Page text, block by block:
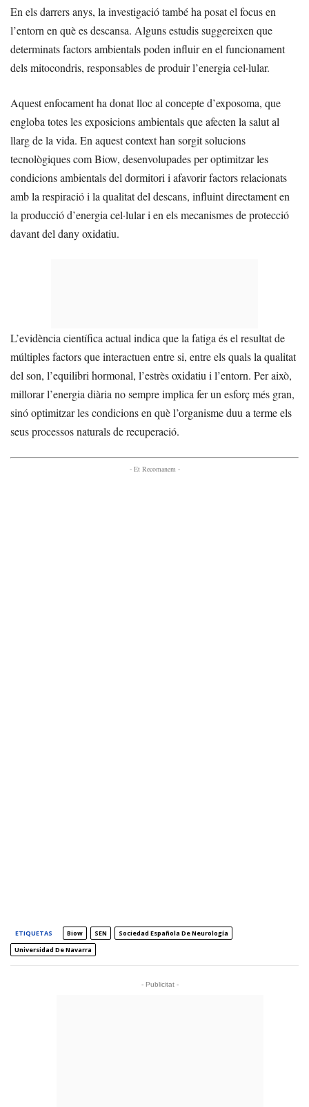
En els darrers anys, la investigació també ha posat el focus en
l’entorn en què es descansa. Alguns estudis suggereixen que
determinats factors ambientals poden influir en el funcionament
dels mitocondris, responsables de produir l’energia cel·lular.
Aquest enfocament ha donat lloc al concepte d’exposoma, que
engloba totes les exposicions ambientals que afecten la salut al
llarg de la vida. En aquest context han sorgit solucions
tecnològiques com Biow, desenvolupades per optimitzar les
condicions ambientals del dormitori i afavorir factors relacionats
amb la respiració i la qualitat del descans, influint directament en
la producció d’energia cel·lular i en els mecanismes de protecció
davant del dany oxidatiu.
L’evidència científica actual indica que la fatiga és el resultat de
múltiples factors que interactuen entre si, entre els quals la qualitat
del son, l’equilibri hormonal, l’estrès oxidatiu i l’entorn. Per això,
millorar l’energia diària no sempre implica fer un esforç més gran,
sinó optimitzar les condicions en què l’organisme duu a terme els
seus processos naturals de recuperació.
- Et Recomanem -
ETIQUETAS Biow SEN
Sociedad Española De Neurología
Universidad De Navarra
- Publicitat -